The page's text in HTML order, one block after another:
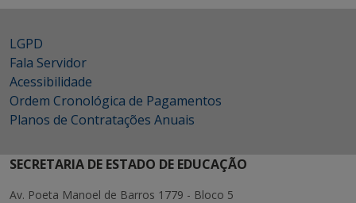
LGPD
Fala Servidor
Acessibilidade
Ordem Cronológica de Pagamentos
Planos de Contratações Anuais
SECRETARIA DE ESTADO DE EDUCAÇÃO
Av. Poeta Manoel de Barros 1779 - Bloco 5